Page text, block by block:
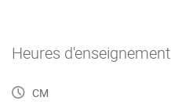
Heures d'enseignement
CM